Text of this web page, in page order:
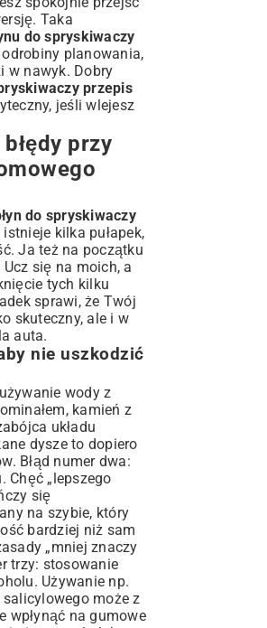
Taka
do spryskiwaczy
planowania,
w nawyk. Dobry
przepis
jeśli wlejesz
przy
do spryskiwaczy
kilka pułapek,
Ja też na początku
Ucz się na moich, a
tych kilku
sprawi, że Twój
skuteczny, ale i w
auta.
nie uszkodzić
wody z
kamień z
układu
dysze to dopiero
Błąd numer dwa:
Chęć „lepszego
się
na szybie, który
bardziej niż sam
„mniej znaczy
trzy: stosowanie
Używanie np.
może z
wpłynąć na gumowe